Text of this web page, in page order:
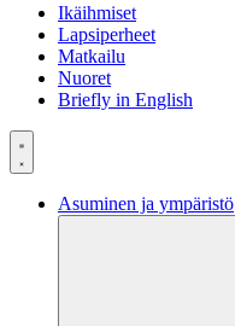
Ikäihmiset
Lapsiperheet
Matkailu
Nuoret
Briefly in English
Asuminen ja ympäristö